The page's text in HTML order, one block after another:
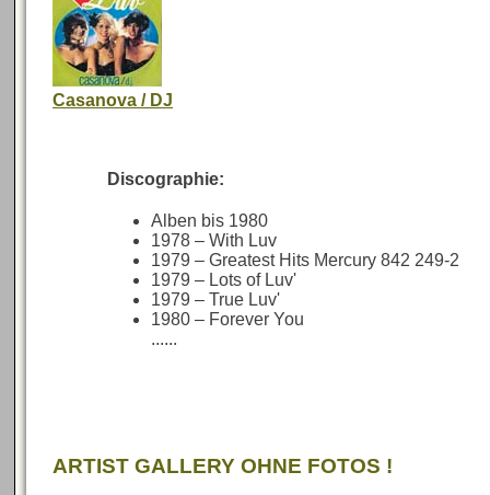
Casanova / DJ
Discographie:
Alben bis 1980
1978 – With Luv
1979 – Greatest Hits Mercury 842 249-2
1979 – Lots of Luv'
1979 – True Luv'
1980 – Forever You
......
ARTIST GALLERY OHNE FOTOS !